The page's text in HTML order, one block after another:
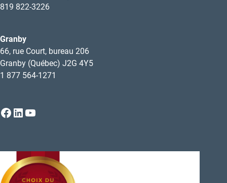
819 822-3226
Granby
66, rue Court, bureau 206
Granby (Québec) J2G 4Y5
1 877 564-1271
Facebook
LinkedIn
YouTube